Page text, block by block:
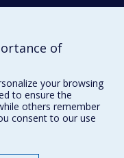
of
your browsing
to ensure the
others remember
consent to our use